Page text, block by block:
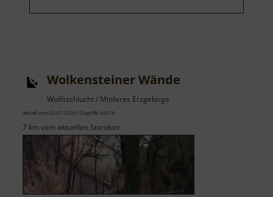
Wolkensteiner Wände
Wolfsschlucht / Mittleres Erzgebirge
aktuell vom 23.07.2024 / Zugriffe: 60016
7 km vom aktuellen Standort